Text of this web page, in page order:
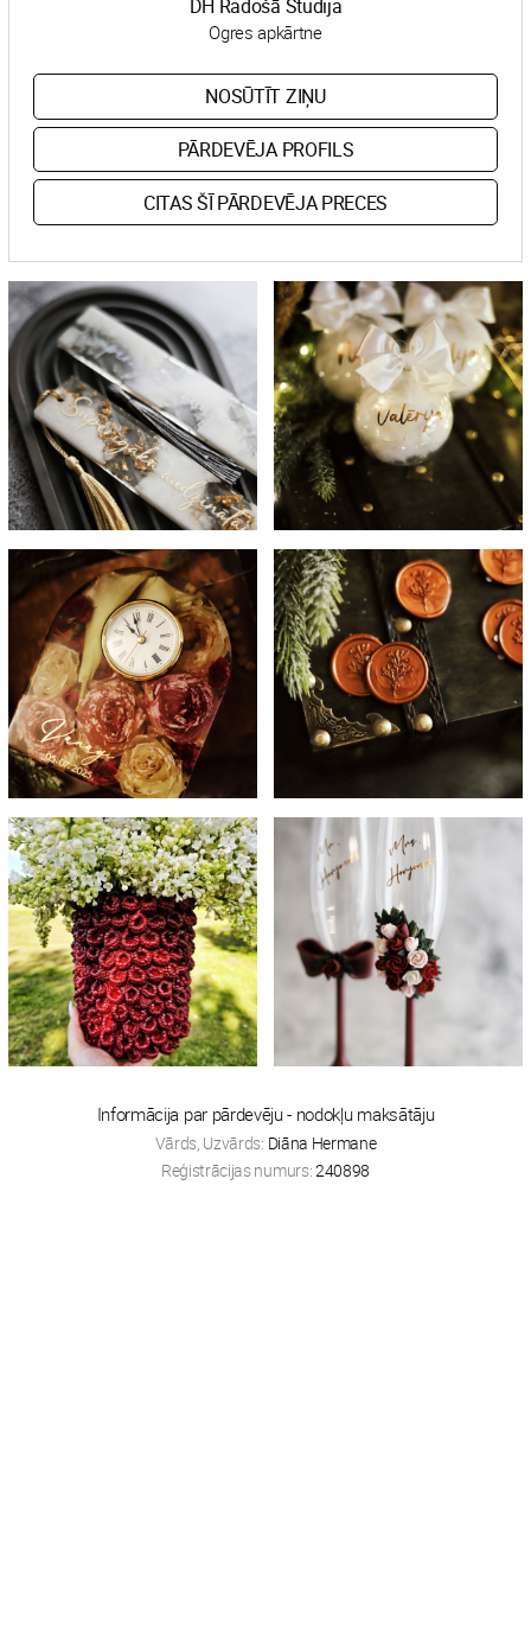
DH Radošā Studija
Ogres apkārtne
NOSŪTĪT ZIŅU
PĀRDEVĒJA PROFILS
CITAS ŠĪ PĀRDEVĒJA PRECES
Informācija par pārdevēju - nodokļu maksātāju
Vārds, Uzvārds: Diāna Hermane
Reģistrācijas numurs:240898